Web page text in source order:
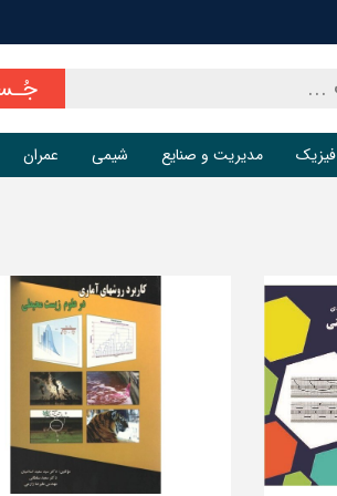
فیزیک مدیریت و صنایع شیمی عمران